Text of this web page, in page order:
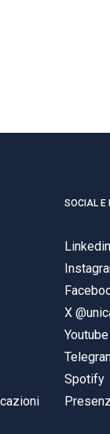
SOCIAL E
Linkedin
X
Youtube
Spotify